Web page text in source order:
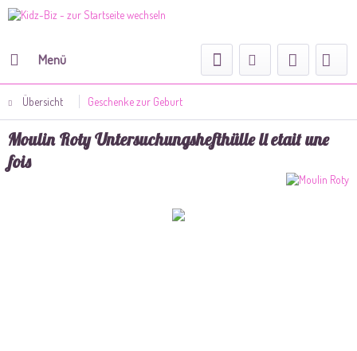
Menü
Übersicht Geschenke zur Geburt
Moulin Roty Untersuchungshefthülle ll etait une
fois